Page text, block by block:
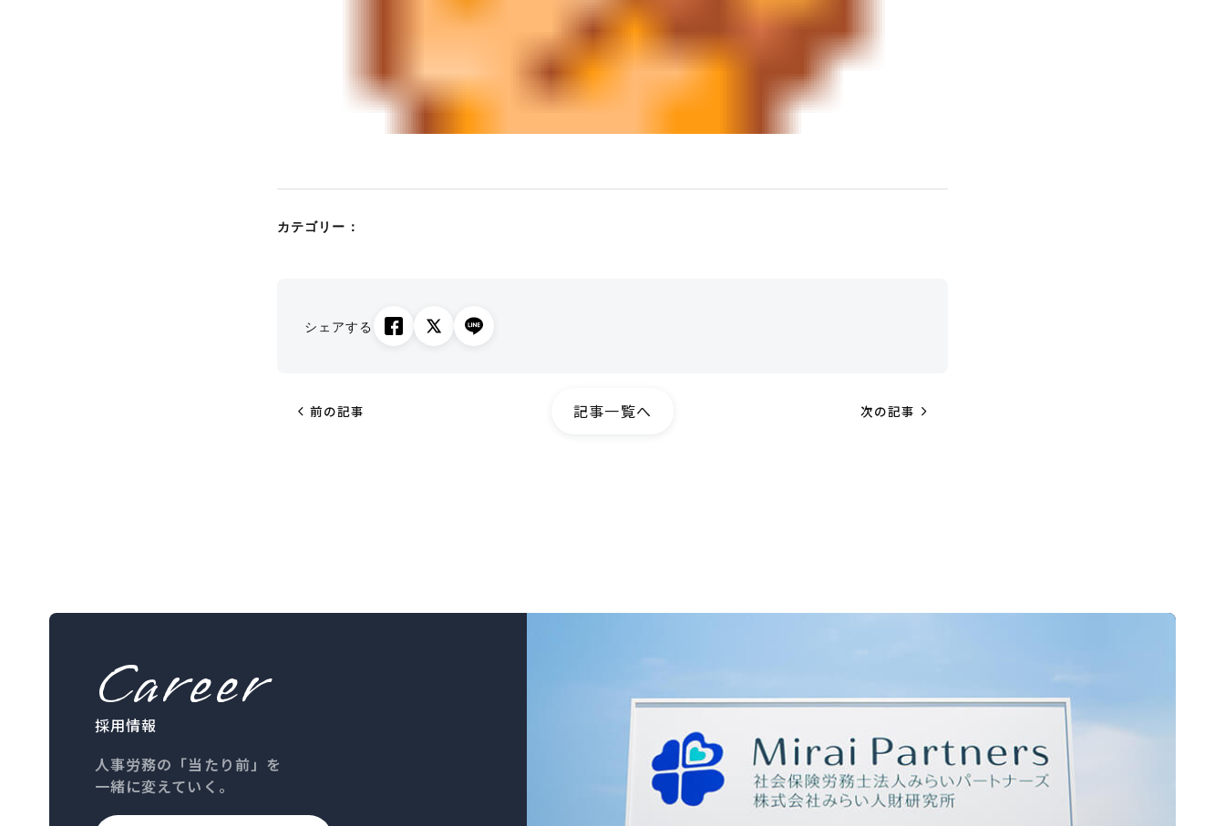
カテゴリー：
シェアする
chevron_left 前の記事 記事一覧へ 次の記事 navigate_next
Career
採用情報
人事労務の「当たり前」を
一緒に変えていく。